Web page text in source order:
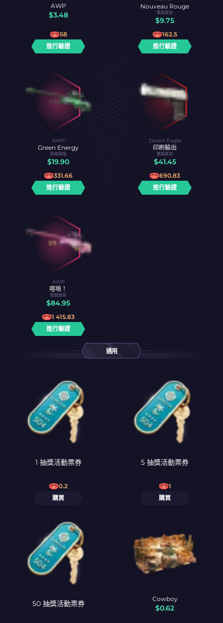
AWP
$3.48
58
進行驗證
Nouveau Rouge
戰場實測
$9.75
162.5
進行驗證
AWP
Green Energy
輕微磨損
$19.90
331.66
進行驗證
Desert Eagle
印刷輸出
戰場實測
$41.45
690.83
進行驗證
AWP
喀啪！
輕微磨損
$84.95
1 415.83
進行驗證
通用
1 抽獎活動票券
0.2
購買
5 抽獎活動票券
1
購買
50 抽獎活動票券
Cowboy
$0.62